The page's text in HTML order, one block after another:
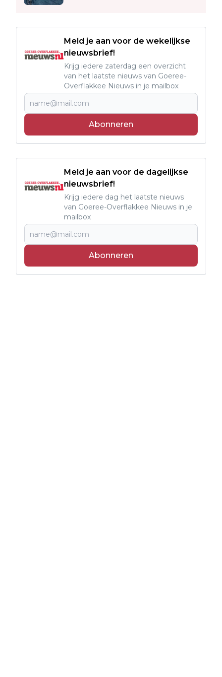
Meld je aan voor de wekelijkse
nieuwsbrief!
Krijg iedere zaterdag een overzicht
van het laatste nieuws van Goeree-
Overflakkee Nieuws in je mailbox
Abonneren
Meld je aan voor de dagelijkse
nieuwsbrief!
Krijg iedere dag het laatste nieuws
van Goeree-Overflakkee Nieuws in je
mailbox
Abonneren